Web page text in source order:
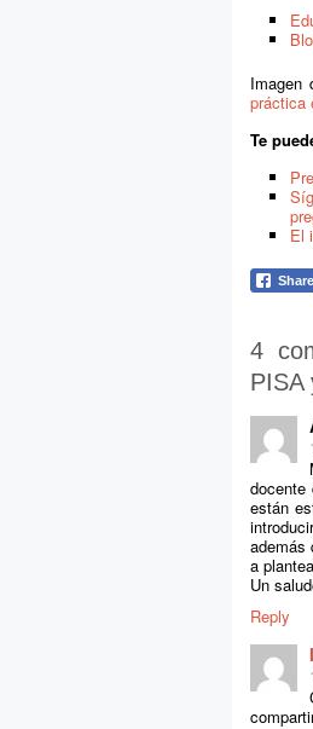
Imagen
práctica
Te
El
Share
4
PISA
docente
están
además
a
Un
Reply